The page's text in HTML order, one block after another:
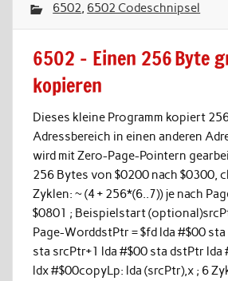
6502, 6502 Codeschnipsel
6502 – Einen 256 Byte
kopieren
Dieses kleine Programm kopiert
Adressbereich in einen anderen
wird mit Zero-Page-Pointern
256 Bytes von $0200 nach $0300,
Zyklen: ~ (4 + 256*(6..7)) je nach
$0801 ; Beispielstart
Page-WorddstPtr = $fd lda #$00
sta srcPtr+1 lda #$00 sta dstPtr lda
ldx #$00copyLp: lda (srcPtr),x ; 6